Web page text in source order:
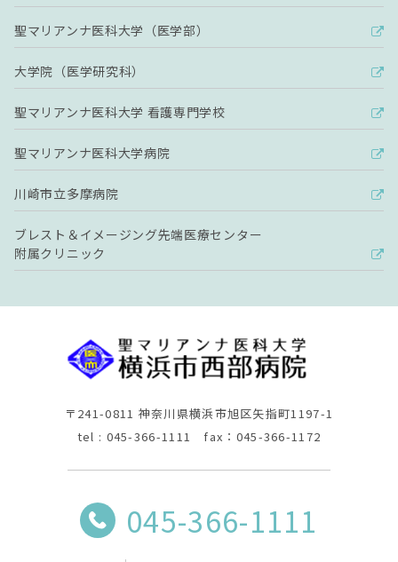
聖マリアンナ医科大学（医学部）
大学院（医学研究科）
聖マリアンナ医科大学 看護専門学校
聖マリアンナ医科大学病院
川崎市立多摩病院
ブレスト＆イメージング先端医療センター
附属クリニック
〒241-0811 神奈川県横浜市旭区矢指町1197-1
tel : 045-366-1111 fax：045-366-1172
045-366-1111